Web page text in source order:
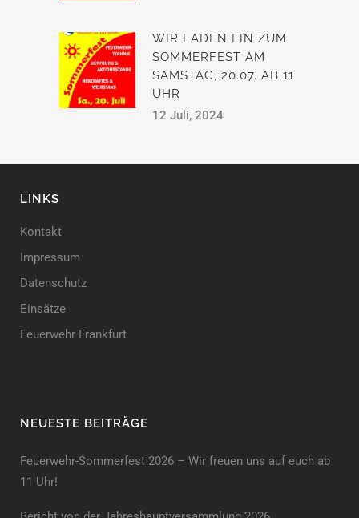
WIR LADEN EIN ZUM
SOMMERFEST AM
SAMSTAG, 20.07. AB 11
UHR
12 Juli, 2024
LINKS
Kontakt
Impressum
Datenschutz
Einsätze
Feuerwehr Frankfurt
NEUESTE BEITRÄGE
Feuerwehr-Sommerfest 2026 – Wir freuen uns auf euch ab
11 Uhr!